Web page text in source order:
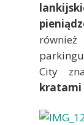
City
kratami